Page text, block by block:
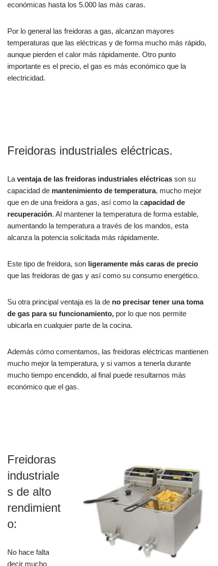
económicas hasta los 5.000 las más caras.
Por lo general las freidoras a gas, alcanzan mayores
temperaturas que las eléctricas y de forma mucho más rápido,
aunque pierden el calor más rápidamente. Otro punto
importante es el precio, el gas es más económico que la
electricidad.
Freidoras industriales eléctricas.
La ventaja de las freidoras industriales eléctricas son su
capacidad de mantenimiento de temperatura, mucho mejor
que en de una freidora a gas, así como la capacidad de
recuperación. Al mantener la temperatura de forma estable,
aumentando la temperatura a través de los mandos, esta
alcanza la potencia solicitada más rápidamente.
Este tipo de freidora, son ligeramente más caras de precio
que las freidoras de gas y así como su consumo energético.
Su otra principal ventaja es la de no precisar tener una toma
de gas para su funcionamiento, por lo que nos permite
ubicarla en cualquier parte de la cocina.
Además cómo comentamos, las freidoras eléctricas mantienen
mucho mejor la temperatura, y si vamos a tenerla durante
mucho tiempo encendido, al final puede resultarnos más
económico que el gas.
Freidoras
industriale
s de alto
rendimient
o:
No hace falta
decir mucho